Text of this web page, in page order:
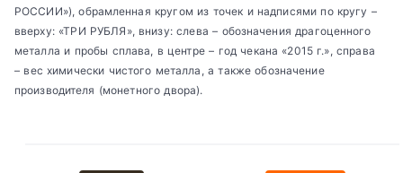
РОССИИ»), обрамленная кругом из точек и надписями по кругу –
вверху: «ТРИ РУБЛЯ», внизу: слева – обозначения драгоценного
металла и пробы сплава, в центре – год чекана «2015 г.», справа
– вес химически чистого металла, а также обозначение
производителя (монетного двора).